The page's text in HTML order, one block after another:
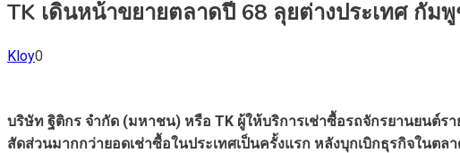
TK เดินหน้าขยายตลาดปี 68 ลุยต่างประเทศ กัม
Kloy0
บริษัท ฐิติกร จำกัด (มหาชน) หรือ TK ผู้ให้บริการเช่าซื้อรถจักรยานยนต์ร
สัดส่วนมากกว่ายอดเช่าซื้อในประเทศเป็นครั้งแรก หลังบุกเบิกธุรกิจในตล